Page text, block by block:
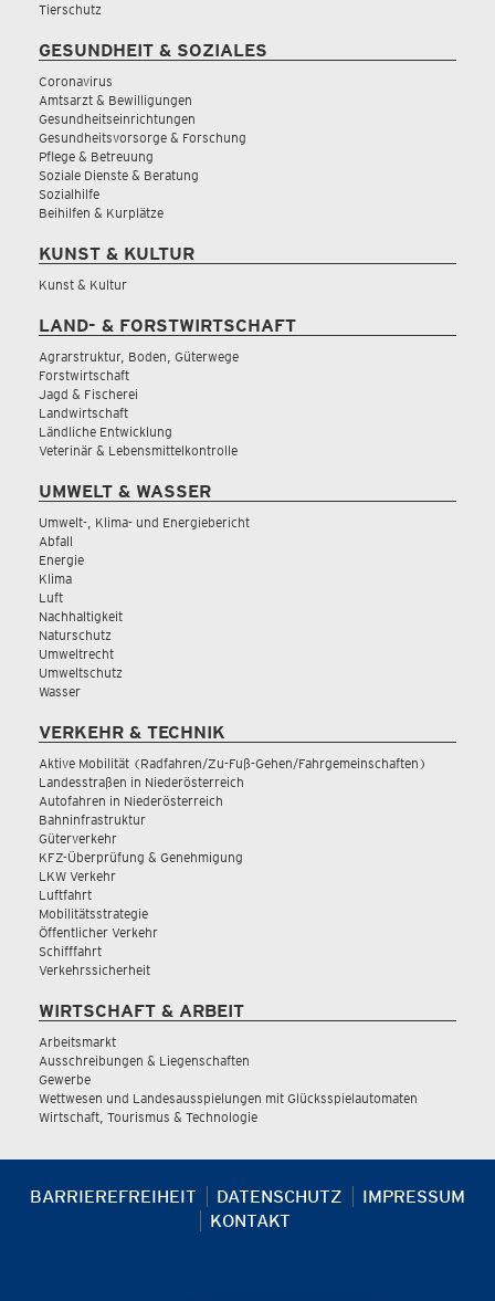
Tierschutz
GESUNDHEIT & SOZIALES
Coronavirus
Amtsarzt & Bewilligungen
Gesundheitseinrichtungen
Gesundheitsvorsorge & Forschung
Pflege & Betreuung
Soziale Dienste & Beratung
Sozialhilfe
Beihilfen & Kurplätze
KUNST & KULTUR
Kunst & Kultur
LAND- & FORSTWIRTSCHAFT
Agrarstruktur, Boden, Güterwege
Forstwirtschaft
Jagd & Fischerei
Landwirtschaft
Ländliche Entwicklung
Veterinär & Lebensmittelkontrolle
UMWELT & WASSER
Umwelt-, Klima- und Energiebericht
Abfall
Energie
Klima
Luft
Nachhaltigkeit
Naturschutz
Umweltrecht
Umweltschutz
Wasser
VERKEHR & TECHNIK
Aktive Mobilität (Radfahren/Zu-Fuß-Gehen/Fahrgemeinschaften)
Landesstraßen in Niederösterreich
Autofahren in Niederösterreich
Bahninfrastruktur
Güterverkehr
KFZ-Überprüfung & Genehmigung
LKW Verkehr
Luftfahrt
Mobilitätsstrategie
Öffentlicher Verkehr
Schifffahrt
Verkehrssicherheit
WIRTSCHAFT & ARBEIT
Arbeitsmarkt
Ausschreibungen & Liegenschaften
Gewerbe
Wettwesen und Landesausspielungen mit Glücksspielautomaten
Wirtschaft, Tourismus & Technologie
BARRIEREFREIHEIT DATENSCHUTZ
IMPRESSUM
KONTAKT